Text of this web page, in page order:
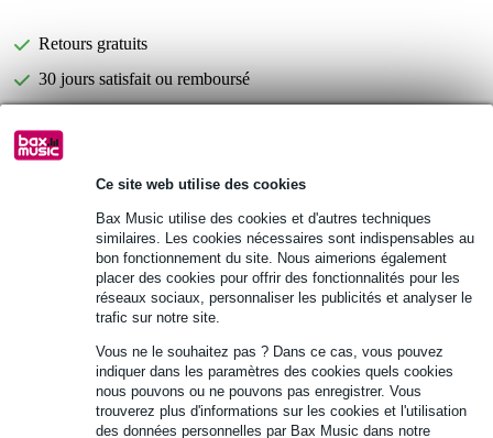
Ce site web utilise des cookies
Bax Music utilise des cookies et d'autres techniques
similaires. Les cookies nécessaires sont indispensables au
bon fonctionnement du site. Nous aimerions également
placer des cookies pour offrir des fonctionnalités pour les
réseaux sociaux, personnaliser les publicités et analyser le
trafic sur notre site.
Vous ne le souhaitez pas ? Dans ce cas, vous pouvez
indiquer dans les paramètres des cookies quels cookies
nous pouvons ou ne pouvons pas enregistrer. Vous
trouverez plus d'informations sur les cookies et l'utilisation
des données personnelles par Bax Music dans notre
Retours gratuits
30 jours satisfait ou remboursé
Informations
Contenu de la boîte : haut-parleur large bande (unité de haut-
format : 6,5 cm (2,5 pouces)
Afficher toutes les caractéristiques du produit
Accessoires (7)